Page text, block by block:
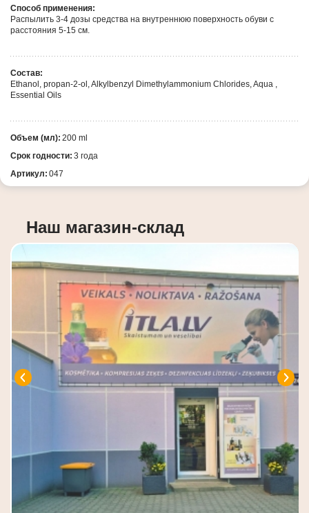
Способ применения:
Распылить 3-4 дозы средства на внутреннюю поверхность обуви с
расстояния 5-15 см.
Состав:
Ethanol, propan-2-ol, Alkylbenzyl Dimethylammonium Chlorides, Aqua ,
Essential Oils
Объем (мл): 200 ml
Срок годности: 3 года
Артикул: 047
Наш магазин-склад